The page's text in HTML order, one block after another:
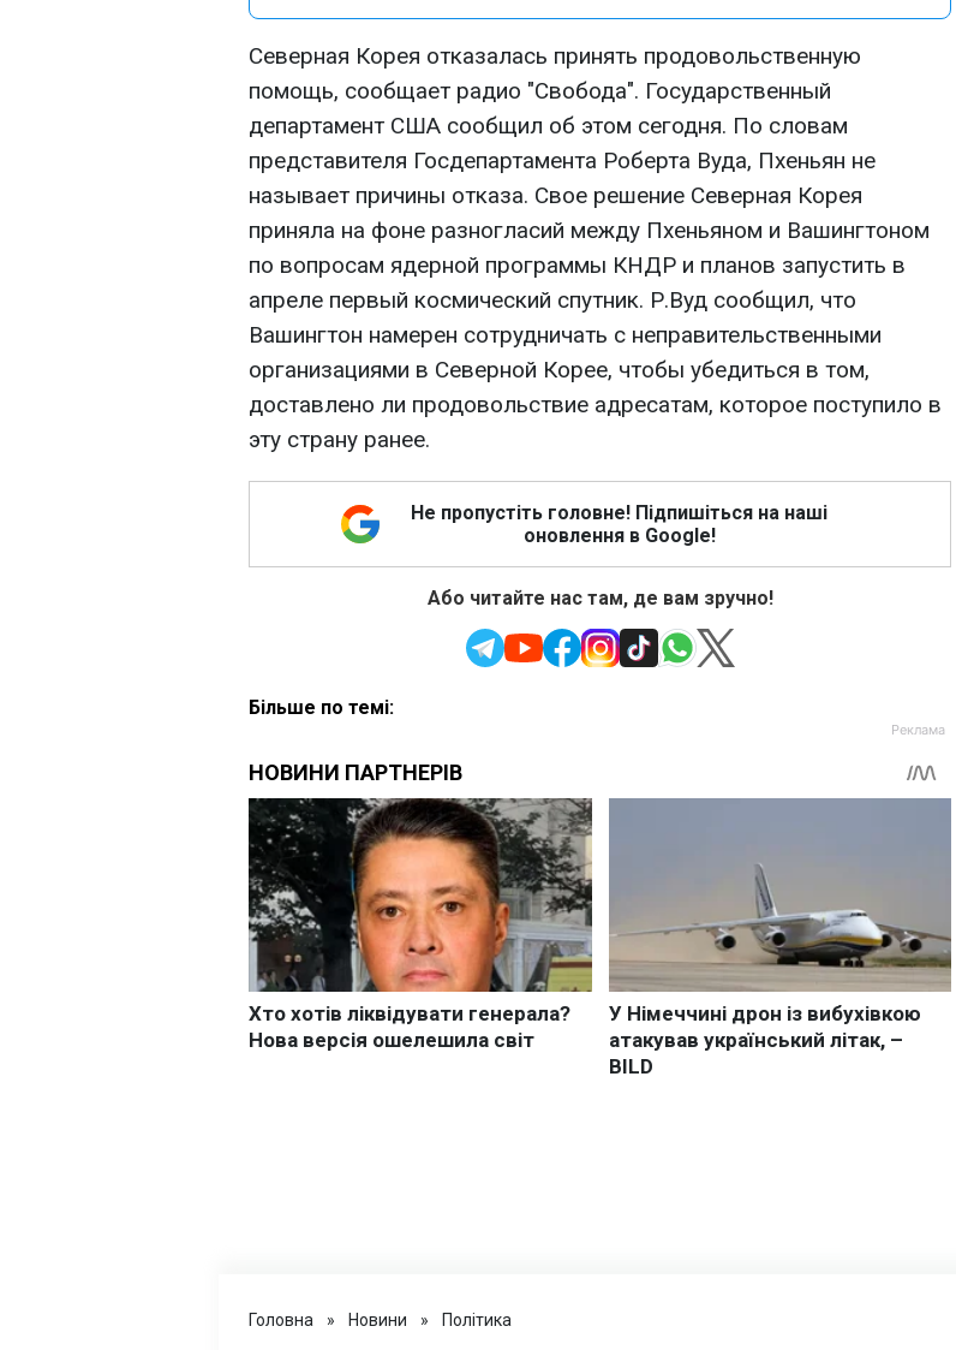
Северная Корея отказалась принять продовольственную
помощь, сообщает радио "Свобода". Государственный
департамент США сообщил об этом сегодня. По словам
представителя Госдепартамента Роберта Вуда, Пхеньян не
называет причины отказа. Свое решение Северная Корея
приняла на фоне разногласий между Пхеньяном и Вашингтоном
по вопросам ядерной программы КНДР и планов запустить в
апреле первый космический спутник. Р.Вуд сообщил, что
Вашингтон намерен сотрудничать с неправительственными
организациями в Северной Корее, чтобы убедиться в том,
доставлено ли продовольствие адресатам, которое поступило в
эту страну ранее.
Не пропустіть головне! Підпишіться на наші
оновлення в Google!
Або читайте нас там, де вам зручно!
Більше по темі:
Головна » Новини » Політика